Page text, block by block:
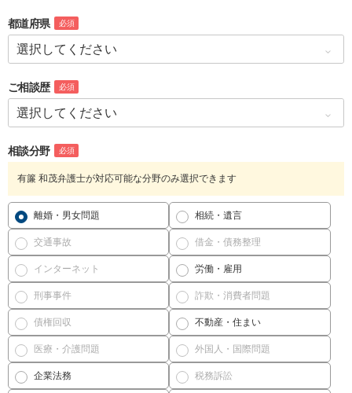
都道府県 必須
ご相談歴 必須
相談分野 必須
有簾 和茂弁護士が対応可能な分野のみ選択できます
離婚・男女問題 相続・遺言
交通事故 借金・債務整理
インターネット 労働・雇用
刑事事件 詐欺・消費者問題
債権回収 不動産・住まい
医療・介護問題 外国人・国際問題
企業法務 税務訴訟